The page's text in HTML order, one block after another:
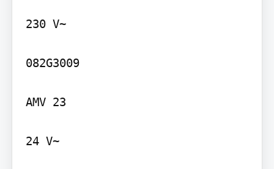
230 V~
082G3009
AMV 23
24 V~